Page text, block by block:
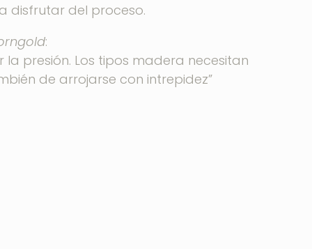
disfrutar del proceso.
:
presión. Los tipos madera necesitan
de arrojarse con intrepidez”